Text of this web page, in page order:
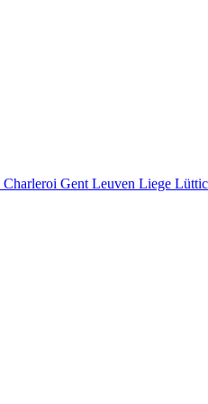
Charleroi Gent Leuven Liege